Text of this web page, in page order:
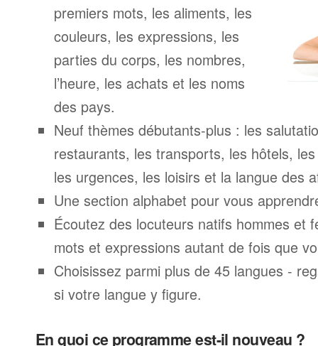
premiers mots, les aliments, les
couleurs, les expressions, les
parties du corps, les nombres,
l’heure, les achats et les noms
des pays.
Neuf thèmes débutants-plus : les
restaurants, les transports, les hôtels,
les urgences, les loisirs et la langue des
Une section alphabet pour vous
Écoutez des locuteurs natifs hommes et
mots et expressions autant de fois que
Choisissez parmi plus de 45 langues -
si votre langue y figure.
En quoi ce programme est-il nouveau ?